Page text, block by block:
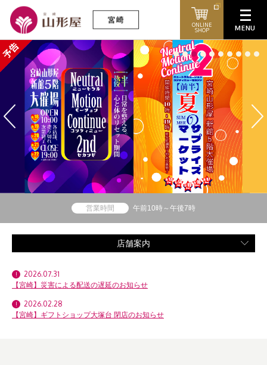
ONLINE
SHOP
営業時間 午前10時～午後7時
店舗案内
2026.07.31
【宮崎】 災害による配送の遅延のお知らせ
2026.02.28
【宮崎】 ギフトショップ大塚台 閉店のお知らせ